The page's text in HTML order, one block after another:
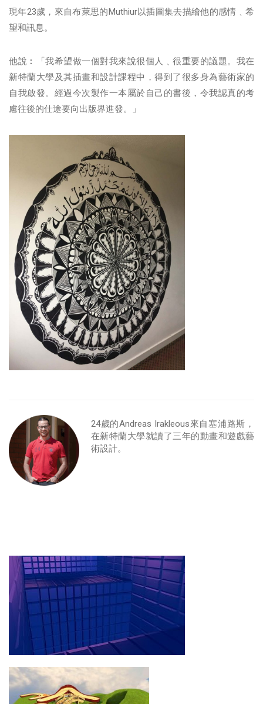
現年23歲，來自布萊思的Muthiur以插圖集去描繪他的感情﹑希
望和訊息。
他說︰「我希望做一個對我來說很個人﹑很重要的議題。我在
新特蘭大學及其插畫和設計課程中，得到了很多身為藝術家的
自我啟發。經過今次製作一本屬於自己的書後，令我認真的考
慮往後的仕途要向出版界進發。」
24歲的Andreas Irakleous來自塞浦路斯，
在新特蘭大學就讀了三年的動畫和遊戲藝
術設計。